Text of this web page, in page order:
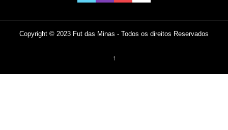
Copyright © 2023 Fut das Minas - Todos os direitos Reservados
↑